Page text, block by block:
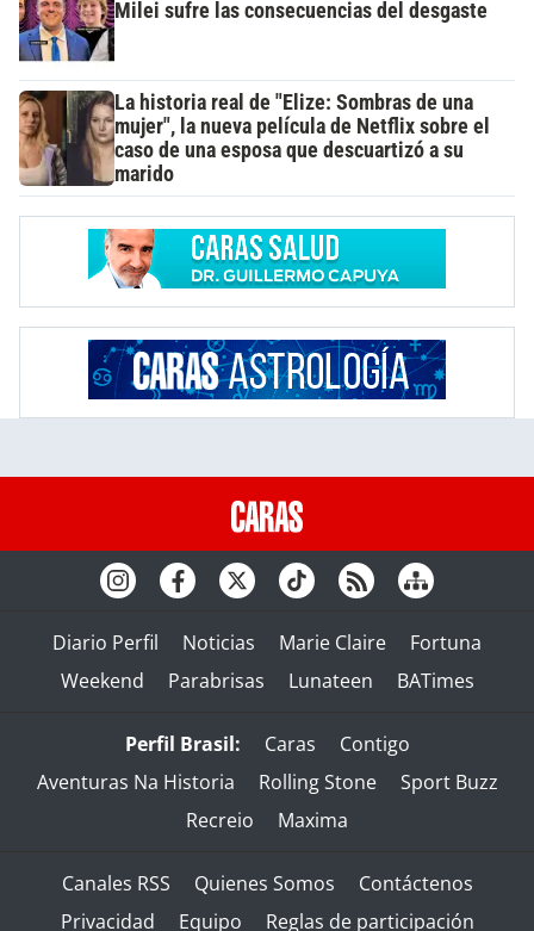
Milei sufre las consecuencias del desgaste
La historia real de "Elize: Sombras de una
mujer", la nueva película de Netflix sobre el
caso de una esposa que descuartizó a su
marido
Diario Perfil Noticias Marie Claire
Fortuna
Weekend
Parabrisas Lunateen BATimes
Perfil Brasil: Caras
Contigo
Aventuras Na Historia
Rolling Stone
Sport Buzz
Recreio
Maxima
Canales RSS Quienes Somos
Contáctenos
Privacidad
Equipo Reglas de participación